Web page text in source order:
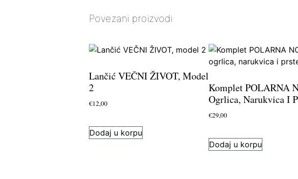
Povezani proizvodi
Lančić VEČNI ŽIVOT, Model
2
€12,00
Dodaj u korpu
Komplet POLARNA
Ogrlica, Narukvica I
€29,00
Dodaj u korpu